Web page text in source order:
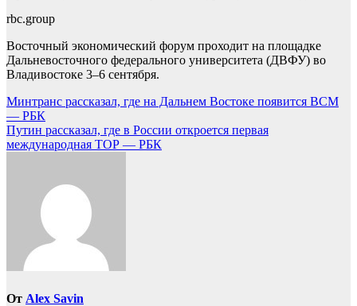
rbc.group
Восточный экономический форум проходит на площадке
Дальневосточного федерального университета (ДВФУ) во
Владивостоке 3–6 сентября.
Навигация
по
записям
Минтранс рассказал, где на Дальнем Востоке появится ВСМ
— РБК
Путин рассказал, где в России откроется первая
международная ТОР — РБК
От Alex Savin